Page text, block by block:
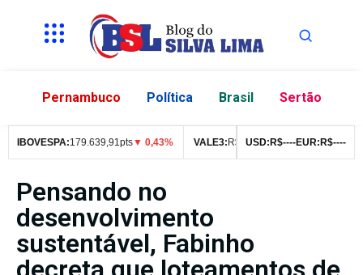
Pernambuco Política Brasil Sertão
IBOVESPA:179.639,91pts▼ 0,43% VALE3:R$76,99▼ 2,49% ITUB4:R$
USD: R$----EUR: R$----
Pensando no
desenvolvimento
sustentável, Fabinho